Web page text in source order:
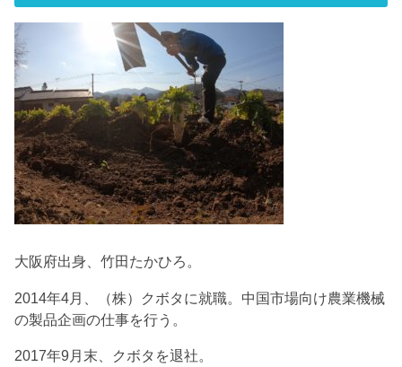
大阪府出身、竹田たかひろ。
2014年4月、（株）クボタに就職。中国市場向け農業機械
の製品企画の仕事を行う。
2017年9月末、クボタを退社。